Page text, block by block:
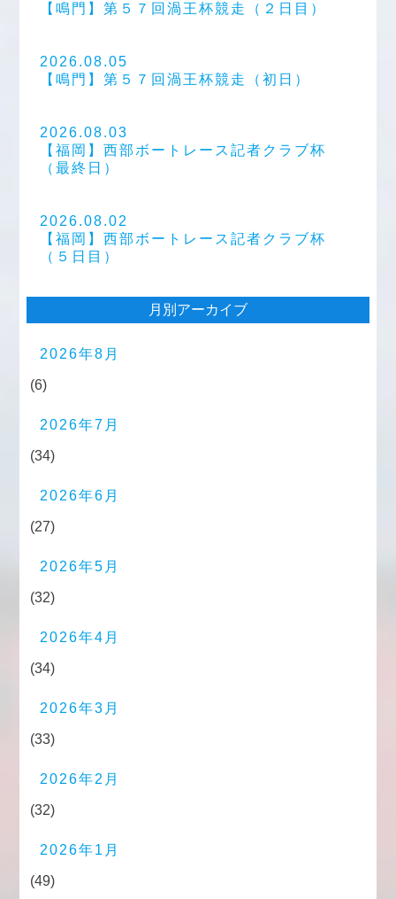
【鳴門】第５７回渦王杯競走（２日目）
2026.08.05
【鳴門】第５７回渦王杯競走（初日）
2026.08.03
【福岡】西部ボートレース記者クラブ杯
（最終日）
2026.08.02
【福岡】西部ボートレース記者クラブ杯
（５日目）
月別アーカイブ
2026年8月
(6)
2026年7月
(34)
2026年6月
(27)
2026年5月
(32)
2026年4月
(34)
2026年3月
(33)
2026年2月
(32)
2026年1月
(49)